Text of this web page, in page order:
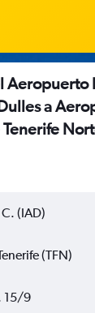
Aeropuerto
a
(IAD)
(TFN)
15/9